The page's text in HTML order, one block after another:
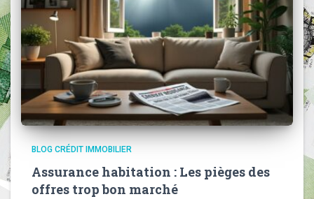
BLOG CRÉDIT IMMOBILIER
Assurance habitation : Les pièges des
offres trop bon marché